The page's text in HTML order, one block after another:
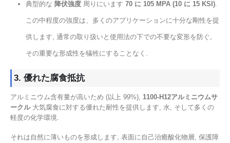
典型的な 降伏強度周りにいます 70 に 105 MPA (10 に 15 KSI).
この中程度の強度は、多くのアプリケーションに十分な剛性を提
供します, 通常の取り扱いと使用法の下での不要な変形を防ぐ,
その重要な形成性を犠牲にすることなく.
3. 優れた腐食抵抗
アルミニウム含有量が高いため (以上 99%), 1100-H12アルミニウムサ
ークル大気腐食に対する優れた耐性を提供します, 水, そして多くの
軽度の化学環境.
それは自然に薄いものを形成します, 表面に自己治癒酸化物層, 保護障